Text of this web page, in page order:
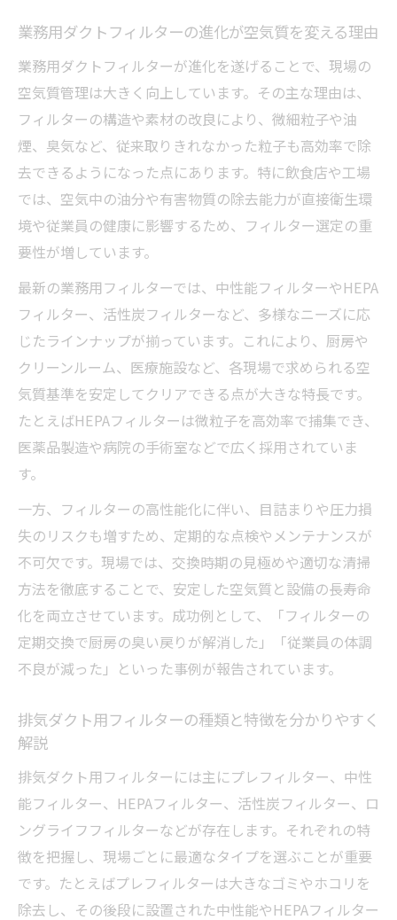
ットの特徴
排気ダクトフィルターが果たす空気清浄の
役割とは
フィルターユニット導入によるメンテナン
ス簡略化の利点
業務用ダクト向けユニットで空気質を守る
新技術
スパイラルダクトとユニット型フィルター
理想的な運用サイクルを実現するフィルター交
ダクト工事現場で役立つフィルター交換の
最適タイミング
業務用ダクトフィルター交換の基本手順と
注意点
欠な理由
丸型ダクト用フィルター交換時のポイント
を解説
フィルターユニットごとの交換周期比較と
選び方
未来のダクト工事を変えるフィルター技術の進
化
術の動向
について
新素材フィルターが空気質管理にもたらす
革新性
自動フィルター交換システムがもたらす省
力化効果
業務用ダクトフィルターの進化が空気質を変える理由
業務用ダクトフィルターが進化を遂げることで、現場の
空気質管理は大きく向上しています。その主な理由は、
フィルターの構造や素材の改良により、微細粒子や油
煙、臭気など、従来取りきれなかった粒子も高効率で除
去できるようになった点にあります。特に飲食店や工場
では、空気中の油分や有害物質の除去能力が直接衛生環
境や従業員の健康に影響するため、フィルター選定の重
要性が増しています。
最新の業務用フィルターでは、中性能フィルターやHEPA
フィルター、活性炭フィルターなど、多様なニーズに応
じたラインナップが揃っています。これにより、厨房や
クリーンルーム、医療施設など、各現場で求められる空
気質基準を安定してクリアできる点が大きな特長です。
たとえばHEPAフィルターは微粒子を高効率で捕集でき、
医薬品製造や病院の手術室などで広く採用されていま
す。
一方、フィルターの高性能化に伴い、目詰まりや圧力損
失のリスクも増すため、定期的な点検やメンテナンスが
不可欠です。現場では、交換時期の見極めや適切な清掃
方法を徹底することで、安定した空気質と設備の長寿命
化を両立させています。成功例として、「フィルターの
定期交換で厨房の臭い戻りが解消した」「従業員の体調
不良が減った」といった事例が報告されています。
排気ダクト用フィルターの種類と特徴を分かりやすく
解説
排気ダクト用フィルターには主にプレフィルター、中性
能フィルター、HEPAフィルター、活性炭フィルター、ロ
ングライフフィルターなどが存在します。それぞれの特
徴を把握し、現場ごとに最適なタイプを選ぶことが重要
です。たとえばプレフィルターは大きなゴミやホコリを
除去し、その後段に設置された中性能やHEPAフィルター